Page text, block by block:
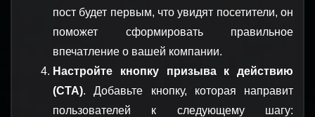
пост будет первым, что увидят посетители, он
поможет сформировать правильное
впечатление о вашей компании.
Настройте кнопку призыва к действию
(CTA). Добавьте кнопку, которая направит
пользователей к следующему шагу: